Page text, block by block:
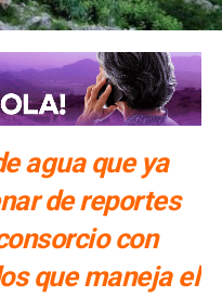
agua que ya
de reportes
con
que maneja el